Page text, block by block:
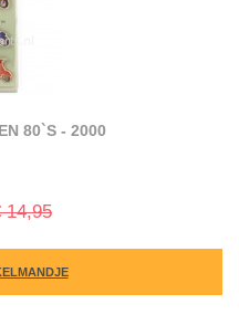
80`S - 2000
14,95